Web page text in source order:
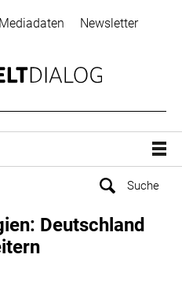
Mediadaten Newsletter
Deutschland